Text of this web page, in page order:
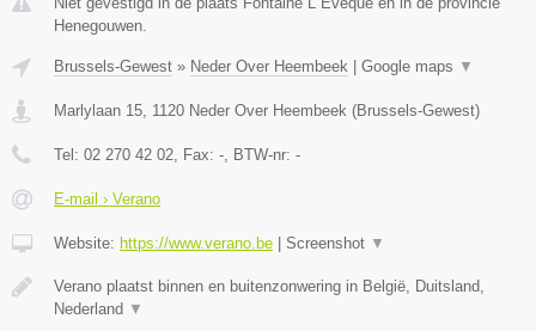
Henegouwen.
Brussels-Gewest » Neder Over Heembeek Google maps ▼
Marlylaan 15 1120 Neder Over Heembeek (Brussels-Gewest)
Tel: 02 270 42 02 , Fax: - , BTW-nr: -
E-mail › Verano
Website: https://www.verano.be Screenshot ▼
Verano plaatst binnen en buitenzonwering in België, Duitsland,
Nederland ▼